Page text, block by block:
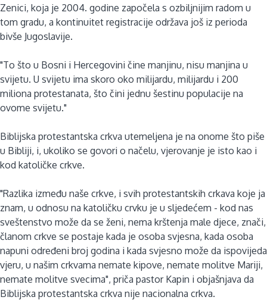
Zenici, koja je 2004. godine započela s ozbiljnijim radom u
tom gradu, a kontinuitet registracije održava još iz perioda
bivše Jugoslavije.
"To što u Bosni i Hercegovini čine manjinu, nisu manjina u
svijetu. U svijetu ima skoro oko milijardu, milijardu i 200
miliona protestanata, što čini jednu šestinu populacije na
ovome svijetu."
Biblijska protestantska crkva utemeljena je na onome što piše
u Bibliji, i, ukoliko se govori o načelu, vjerovanje je isto kao i
kod katoličke crkve.
"Razlika između naše crkve, i svih protestantskih crkava koje ja
znam, u odnosu na katoličku crvku je u sljedećem - kod nas
sveštenstvo može da se ženi, nema krštenja male djece, znači,
članom crkve se postaje kada je osoba svjesna, kada osoba
napuni određeni broj godina i kada svjesno može da ispovijeda
vjeru, u našim crkvama nemate kipove, nemate molitve Mariji,
nemate molitve svecima", priča pastor Kapin i objašnjava da
Biblijska protestantska crkva nije nacionalna crkva.